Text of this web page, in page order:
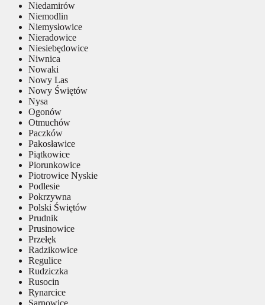
Niedamirów
Niemodlin
Niemysłowice
Nieradowice
Niesiebędowice
Niwnica
Nowaki
Nowy Las
Nowy Świętów
Nysa
Ogonów
Otmuchów
Paczków
Pakosławice
Piątkowice
Piorunkowice
Piotrowice Nyskie
Podlesie
Pokrzywna
Polski Świętów
Prudnik
Prusinowice
Przełęk
Radzikowice
Regulice
Rudziczka
Rusocin
Rynarcice
Sarnowice